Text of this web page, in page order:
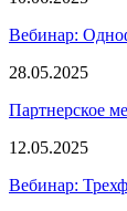
Вебинар:
28.05.2025
Партнерское
12.05.2025
Вебинар: